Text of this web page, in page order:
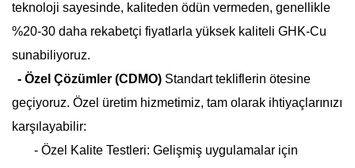
teknoloji sayesinde, kaliteden ödün vermeden, genellikle
%20-30 daha rekabetçi fiyatlarla yüksek kaliteli GHK-Cu
sunabiliyoruz.
- Özel Çözümler (CDMO) Standart tekliflerin ötesine
geçiyoruz. Özel üretim hizmetimiz, tam olarak ihtiyaçlarınızı
karşılayabilir:
- Özel Kalite Testleri: Gelişmiş uygulamalar için